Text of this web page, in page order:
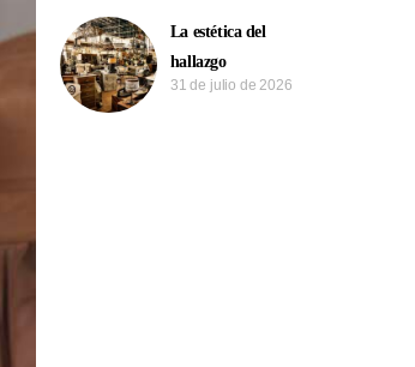
La estética del
hallazgo
31 de julio de 2026